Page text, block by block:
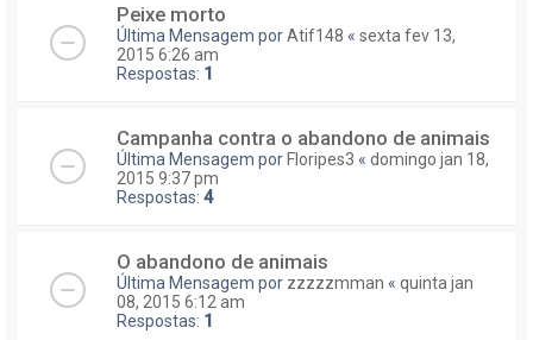
Peixe morto
Última Mensagem porAtif148 « sexta fev 13,
2015 6:26 am
Respostas: 1
Campanha contra o abandono de animais
Última Mensagem por Floripes3 « domingo jan 18,
2015 9:37 pm
Respostas: 4
O abandono de animais
Última Mensagem por zzzzzmman « quinta jan
08, 2015 6:12 am
Respostas: 1